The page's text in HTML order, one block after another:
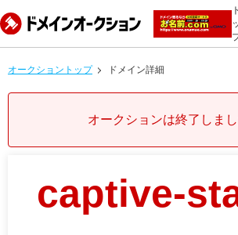
ト
オークショントップ ドメイン詳細
オークションは終了しまし
captive-